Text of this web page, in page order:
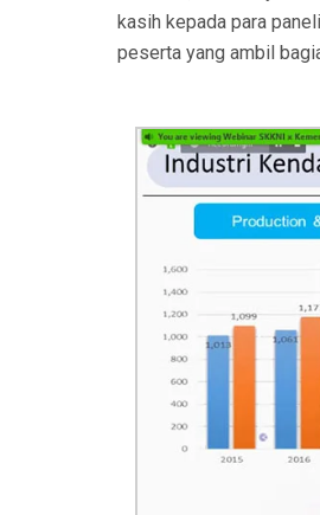
kasih kepada para
peserta yang ambil